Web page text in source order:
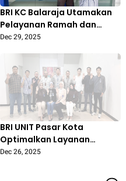
BRI KC Balaraja Utamakan
Pelayanan Ramah dan
Informatif demi
Dec 29, 2025
BRI UNIT Pasar Kota
Optimalkan Layanan
Transaksi Harian dengan
Dec 26, 2025